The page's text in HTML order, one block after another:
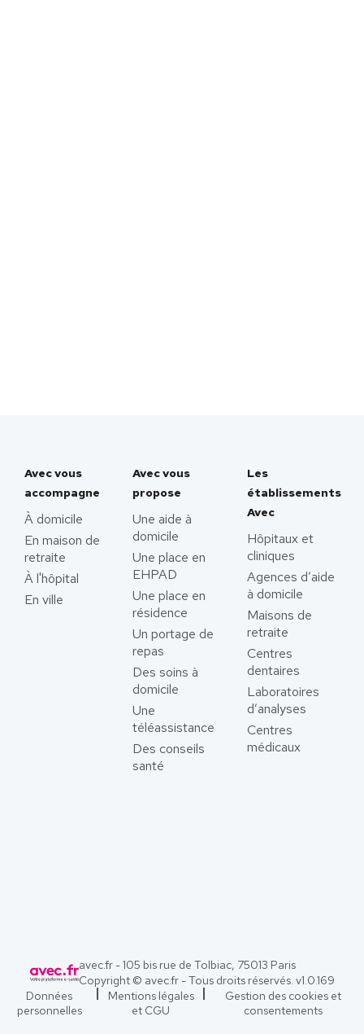
Avec vous
accompagne
À domicile
En maison de
retraite
À l'hôpital
En ville
Avec vous
propose
Une aide à
domicile
Une place en
EHPAD
Une place en
résidence
Un portage de
repas
Des soins à
domicile
Une
téléassistance
Des conseils
santé
Les
établissements
Avec
Hôpitaux et
cliniques
Agences d’aide
à domicile
Maisons de
retraite
Centres
dentaires
Laboratoires
d’analyses
Centres
médicaux
avec.fr - 105 bis rue de Tolbiac, 75013 Paris
Copyright © avec.fr - Tous droits réservés. v1.0.169
Données
personnelles
Mentions légales
et CGU
Gestion des cookies et
consentements